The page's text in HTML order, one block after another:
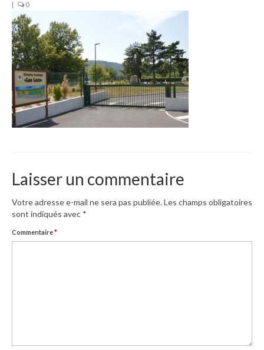
TARIFS
RÉSERVATION
ITINÉRAIRE
CONTACT
| 0
Laisser un commentaire
Votre adresse e-mail ne sera pas publiée.Les champs obligatoires
sont indiqués avec *
Commentaire*